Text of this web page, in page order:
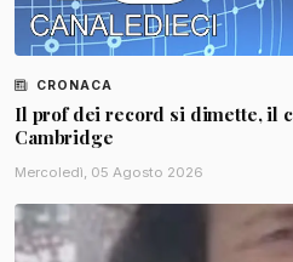
CRONACA
Il prof dei record si dimette, il
Cambridge
Mercoledì, 05 Agosto 2026